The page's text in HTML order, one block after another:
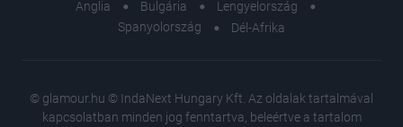
Anglia
Bulgária
Lengyelország
Spanyolország
Dél-Afrika
© glamour.hu © IndaNext Hungary Kft. Az oldalak tartalmával
kapcsolatban minden jog fenntartva, beleértve a tartalom